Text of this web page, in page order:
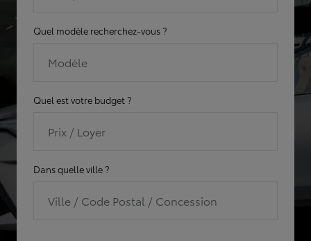
Quel modèle recherchez-vous ?
Modèle
Quel est votre budget ?
Prix / Loyer
Dans quelle ville ?
Ville / Code Postal / Concession